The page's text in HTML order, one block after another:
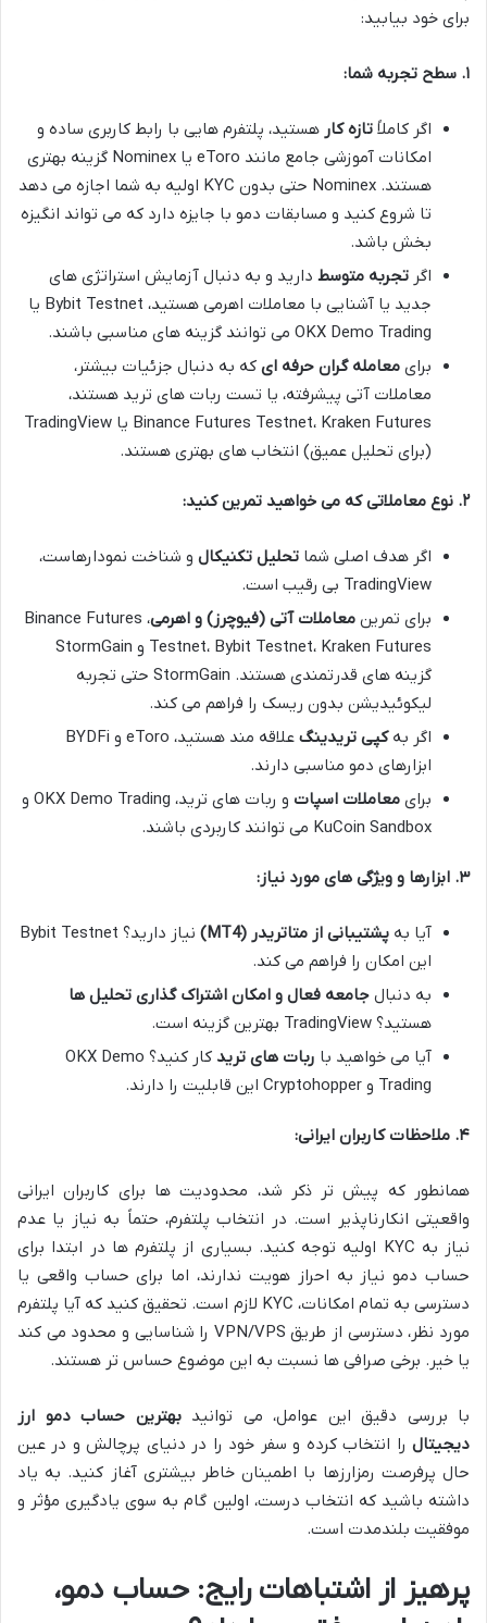
برای خود بیابید:
۱. سطح تجربه شما:
اگر کاملاً تازه کار هستید، پلتفرم هایی با رابط کاربری ساده و
امکانات آموزشی جامع مانند eToro یا Nominex گزینه بهتری
هستند. Nominex حتی بدون KYC اولیه به شما اجازه می دهد
تا شروع کنید و مسابقات دمو با جایزه دارد که می تواند انگیزه
بخش باشد.
اگر تجربه متوسط دارید و به دنبال آزمایش استراتژی های
جدید یا آشنایی با معاملات اهرمی هستید، Bybit Testnet یا
OKX Demo Trading می توانند گزینه های مناسبی باشند.
برای معامله گران حرفه ای که به دنبال جزئیات بیشتر،
معاملات آتی پیشرفته، یا تست ربات های ترید هستند،
Binance Futures Testnet، Kraken Futures یا TradingView
(برای تحلیل عمیق) انتخاب های بهتری هستند.
۲. نوع معاملاتی که می خواهید تمرین کنید:
اگر هدف اصلی شما تحلیل تکنیکال و شناخت نمودارهاست،
TradingView بی رقیب است.
برای تمرین معاملات آتی (فیوچرز) و اهرمی ، Binance Futures
Testnet، Bybit Testnet، Kraken Futures و StormGain
گزینه های قدرتمندی هستند. StormGain حتی تجربه
لیکوئیدیشن بدون ریسک را فراهم می کند.
اگر بهکپی تریدینگ
علاقه مند هستید، eToro و BYDFi
ابزارهای دمو مناسبی دارند.
برای معاملات اسپات
و ربات های ترید، OKX Demo Trading و
KuCoin Sandbox می توانند کاربردی باشند.
۳. ابزارها و ویژگی های مورد نیاز:
آیا به پشتیبانی از متاتریدر (MT4)
نیاز دارید؟ Bybit Testnet
این امکان را فراهم می کند.
به دنبال جامعه فعال و امکان اشتراک گذاری تحلیل ها
هستید؟ TradingView بهترین گزینه است.
آیا می خواهید با ربات های ترید
کار کنید؟ OKX Demo
Trading و Cryptohopper این قابلیت را دارند.
۴. ملاحظات کاربران ایرانی:
همانطور که پیش تر ذکر شد، محدودیت ها برای کاربران ایرانی
واقعیتی انکارناپذیر است. در انتخاب پلتفرم، حتماً به نیاز یا عدم
نیاز به KYC اولیه توجه کنید. بسیاری از پلتفرم ها در ابتدا برای
حساب دمو نیاز به احراز هویت ندارند، اما برای حساب واقعی یا
دسترسی به تمام امکانات، KYC لازم است. تحقیق کنید که آیا پلتفرم
مورد نظر، دسترسی از طریق VPN/VPS را شناسایی و محدود می کند
یا خیر. برخی صرافی ها نسبت به این موضوع حساس تر هستند.
با بررسی دقیق این عوامل، می توانیدبهترین حساب دمو ارز
دیجیتال را انتخاب کرده و سفر خود را در دنیای پرچالش و در عین
حال پرفرصت رمزارزها با اطمینان خاطر بیشتری آغاز کنید. به یاد
داشته باشید که انتخاب درست، اولین گام به سوی یادگیری مؤثر و
موفقیت بلندمدت است.
پرهیز از اشتباهات رایج: حساب دمو،